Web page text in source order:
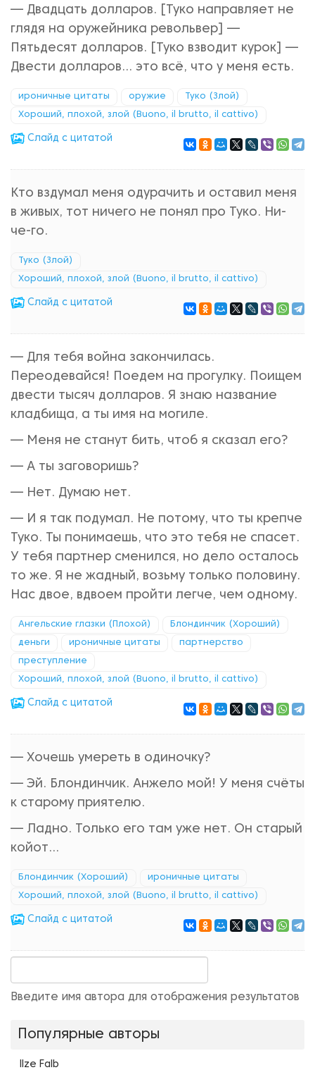
— Двадцать долларов. [Туко направляет не
глядя на оружейника револьвер] —
Пятьдесят долларов. [Туко взводит курок] —
Двести долларов... это всё, что у меня есть.
ироничные цитаты оружие Туко (Злой)
Хороший, плохой, злой (Buono, il brutto, il cattivo)
Cлайд с цитатой
Кто вздумал меня одурачить и оставил меня
в живых, тот ничего не понял про Туко. Ни-
че-го.
Туко (Злой)
Хороший, плохой, злой (Buono, il brutto, il cattivo)
Cлайд с цитатой
— Для тебя война закончилась.
Переодевайся! Поедем на прогулку. Поищем
двести тысяч долларов. Я знаю название
кладбища, а ты имя на могиле.
— Меня не станут бить, чтоб я сказал его?
— А ты заговоришь?
— Нет. Думаю нет.
— И я так подумал. Не потому, что ты крепче
Туко. Ты понимаешь, что это тебя не спасет.
У тебя партнер сменился, но дело осталось
то же. Я не жадный, возьму только половину.
Нас двое, вдвоем пройти легче, чем одному.
Ангельские глазки (Плохой) Блондинчик (Хороший)
деньги ироничные цитаты партнерство
преступление
Хороший, плохой, злой (Buono, il brutto, il cattivo)
Cлайд с цитатой
— Хочешь умереть в одиночку?
— Эй. Блондинчик. Анжело мой! У меня счёты
к старому приятелю.
— Ладно. Только его там уже нет. Он старый
койот...
Блондинчик (Хороший) ироничные цитаты
Хороший, плохой, злой (Buono, il brutto, il cattivo)
Cлайд с цитатой
Введите имя автора для отображения результатов
Популярные авторы
Ilze Falb